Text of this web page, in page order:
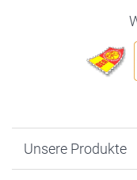
Unsere Produkte